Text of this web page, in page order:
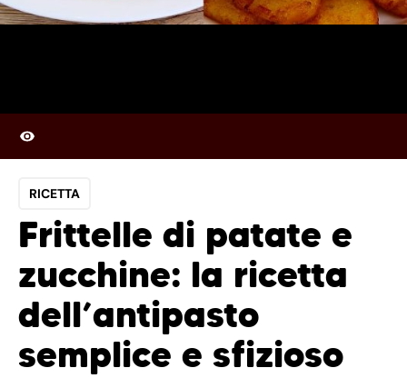
RICETTA
Frittelle di patate e
zucchine: la ricetta
dell’antipasto
semplice e sfizioso